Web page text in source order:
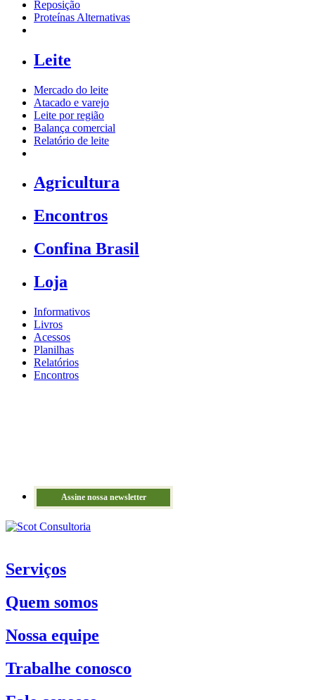
Reposição
Proteínas Alternativas
Leite
Mercado do leite
Atacado e varejo
Leite por região
Balança comercial
Relatório de leite
Agricultura
Encontros
Confina Brasil
Loja
Informativos
Livros
Acessos
Planilhas
Relatórios
Encontros
Assine nossa newsletter
Serviços
Quem somos
Nossa equipe
Trabalhe conosco